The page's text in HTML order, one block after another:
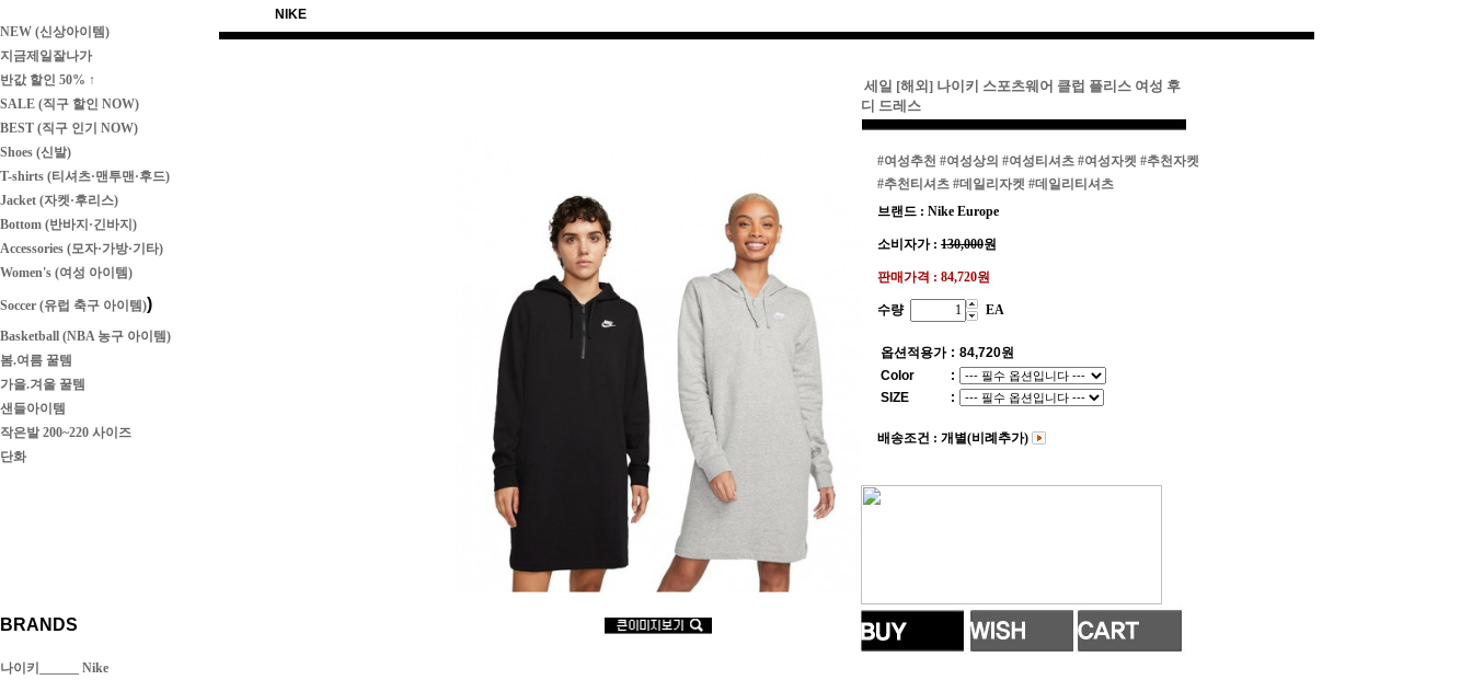
NEW (신상아이템)
지금제일잘나가
반값 할인 50% ↑
SALE (직구 할인 NOW)
BEST (직구 인기 NOW)
Shoes (신발)
T-shirts (티셔츠·맨투맨·후드)
Jacket (자켓·후리스)
Bottom (반바지·긴바지)
Accessories (모자·가방·기타)
Women's (여성 아이템)
Soccer (유럽 축구 아이템))
Basketball (NBA 농구 아이템)
봄.여름 꿀템
가을.겨울 꿀템
샌들아이템
작은발 200~220 사이즈
단화
BRANDS
나이키______ Nike
NIKE
세일 [해외] 나이키 스포츠웨어 클럽 플리스 여성 후
디 드레스
#여성추천 #여성상의 #여성티셔츠 #여성자켓 #추천자켓
#추천티셔츠 #데일리자켓 #데일리티셔츠
브랜드 : Nike Europe
소비자가 : 130,000원
판매가격 : 84,720원
수량 EA
옵션적용가 : 84,720원
Color
:
SIZE
:
배송조건 : 개별(비례추가)